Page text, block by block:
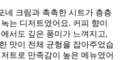
네 크림과 촉촉한 시트가 층층
는 디저트였어요. 커피 향이
서도 깊은 풍미가 느껴지고,
맛이 전체 균형을 잡아주었습
트로 만족감이 높은 메뉴였어